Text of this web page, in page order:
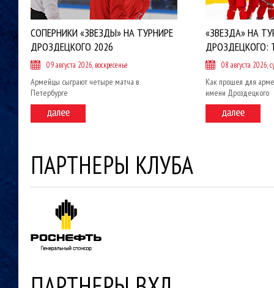
СОПЕРНИКИ «ЗВЕЗДЫ» НА ТУРНИРЕ
ДРОЗДЕЦКОГО 2026
09 августа 2026, воскресенье
Армейцы сыграют четыре матча в
Петербурге
«ЗВЕЗДА» НА
ДРОЗДЕЦКОГО:
08 августа 2026,
Как прошел для
имени Дроздецкого
ПАРТНЕРЫ КЛУБА